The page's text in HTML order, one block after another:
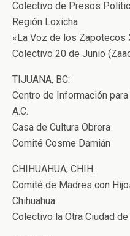
Colectivo de Presos
Región Loxicha
«La Voz de los Zapotecos
Colectivo 20 de Junio
TIJUANA, BC:
Centro de Información
A.C.
Casa de Cultura Obrera
Comité Cosme Damián
CHIHUAHUA, CHIH:
Comité de Madres con
Chihuahua
Colectivo la Otra Ciudad de